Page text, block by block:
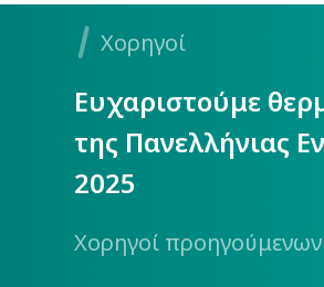
Χορηγοί
Ευχαριστούμε
της Πανελλήνιας
2025
Χορηγοί